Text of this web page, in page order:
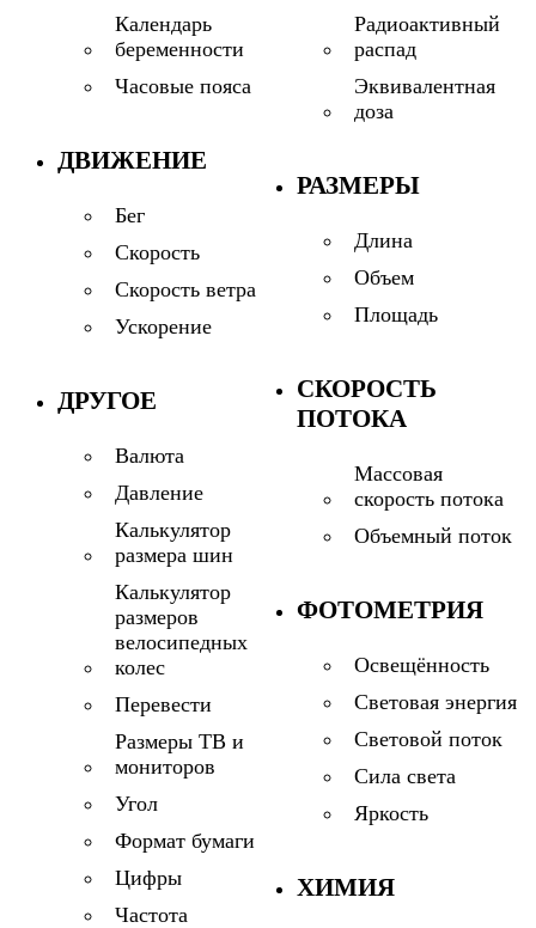
Календарь
беременности
Часовые пояса
ДВИЖЕНИЕ
Бег
Скорость
Скорость ветра
Ускорение
ДРУГОЕ
Валюта
Давление
Калькулятор
размера шин
Калькулятор
размеров
велосипедных
колес
Перевести
Размеры ТВ и
мониторов
Угол
Формат бумаги
Цифры
Частота
Радиоактивный
распад
Эквивалентная
доза
РАЗМЕРЫ
Длина
Объем
Площадь
СКОРОСТЬ
ПОТОКА
Массовая
скорость потока
Объемный поток
ФОТОМЕТРИЯ
Освещённость
Световая энергия
Световой поток
Сила света
Яркость
ХИМИЯ